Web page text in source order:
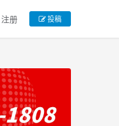
注册 投稿